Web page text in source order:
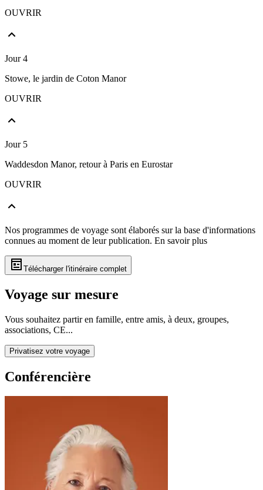
OUVRIR
Jour 4
Stowe, le jardin de Coton Manor
OUVRIR
Jour 5
Waddesdon Manor, retour à Paris en Eurostar
OUVRIR
Nos programmes de voyage sont élaborés sur la base d'informations
connues au moment de leur publication. En savoir plus
Télécharger l'itinéraire complet
Voyage sur mesure
Vous souhaitez partir en famille, entre amis, à deux, groupes,
associations, CE...
Privatisez votre voyage
Conférencière